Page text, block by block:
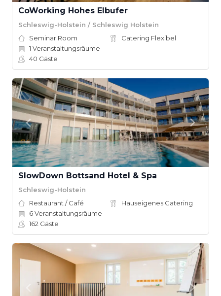
CoWorking Hohes Elbufer
Schleswig-Holstein / Schleswig Holstein
Seminar Room
Catering Flexibel
1 Veranstaltungsräume
40 Gäste
SlowDown Bottsand Hotel & Spa
Schleswig-Holstein
Restaurant / Café
Hauseigenes Catering
6Veranstaltungsräume
162 Gäste